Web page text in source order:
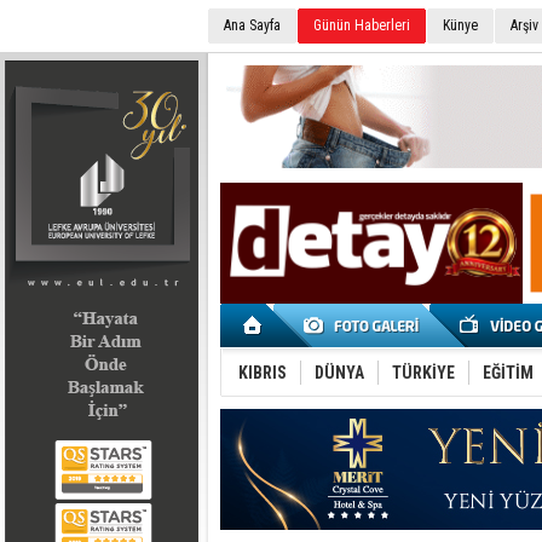
Ana Sayfa Günün Haberleri Künye Arşiv
KIBRIS DÜNYA TÜRKİYE EĞİTİM